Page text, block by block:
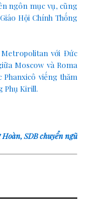
ngôn mục vụ, cũng
Hội Chính Thống
với Đức
Moscow và Roma
viếng thăm
Phụ Kirill.
SDB chuyển ngữ